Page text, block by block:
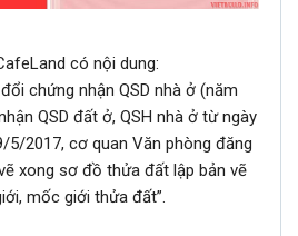
có nội dung:
chứng nhận QSD nhà ở (năm
QSD đất ở, QSH nhà ở từ ngày
5/2017, cơ quan Văn phòng đăng
xong sơ đồ thửa đất lập bản vẽ
mốc giới thửa đất”.